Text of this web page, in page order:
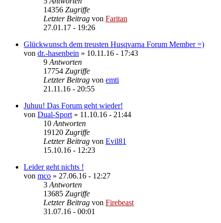
14356 Zugriffe
Letzter Beitrag von Faritan
27.01.17 - 19:26
Glückwunsch dem treusten Husqvarna Forum Member =)
von dr.-hasenbein » 10.11.16 - 17:43
9 Antworten
17754 Zugriffe
Letzter Beitrag von emti
21.11.16 - 20:55
Juhuu! Das Forum geht wieder!
von Dual-Sport » 11.10.16 - 21:44
10 Antworten
19120 Zugriffe
Letzter Beitrag von Evil81
15.10.16 - 12:23
Leider geht nichts !
von mco » 27.06.16 - 12:27
3 Antworten
13685 Zugriffe
Letzter Beitrag von Firebeast
31.07.16 - 00:01